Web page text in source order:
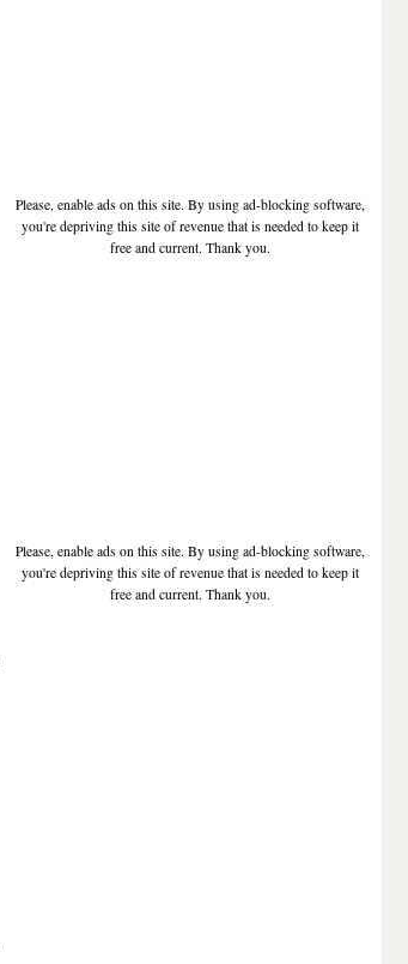
Please, enable ads on this site. By using ad-blocking software,
you're depriving this site of revenue that is needed to keep it
free and current. Thank you.
Please, enable ads on this site. By using ad-blocking software,
you're depriving this site of revenue that is needed to keep it
free and current. Thank you.